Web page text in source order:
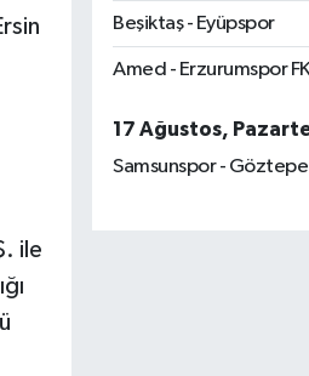
ile
Beşiktaş - Eyüpspor
Amed - Erzurumspor
17 Ağustos,
Samsunspor - Göztepe